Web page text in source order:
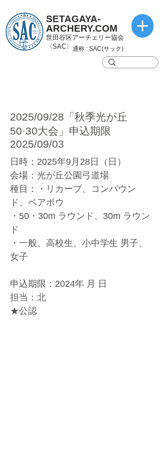
SETAGAYA-
ARCHERY.COM
世田谷区アーチェリー協会
〈SAC〉 通称 : SAC(サック)
2025/09/28「秋季光が丘
50·30大会」申込期限
2025/09/03
日時：2025年9月28日（日）
会場：光が丘公園弓道場
種目：・リカーブ、コンパウン
ド、ベアボウ
・50・30m ラウンド、30m ラウン
ド
・一般、高校生、小中学生 男子、
女子
申込期限：2024年 月 日
担当：北
★公認